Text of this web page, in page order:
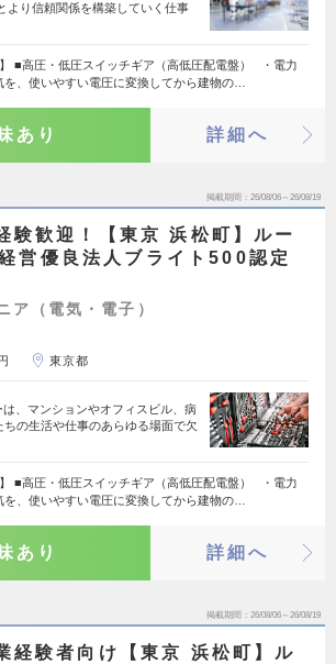
より信頼関係を構築していく仕事
】 ■高圧・低圧スイッチギア（高低圧配電盤） ・電力
を、使いやすい電圧に変換してから建物の…
あり 詳細へ
掲載期間 26/08/06～26/08/19
験歓迎！【東京 浜松町】ルー
営優良法人ブライト500認定
ア（電気・電子）
東京都
、マンションやオフィスビル、病
の生活や仕事のあらゆる場面で欠
】 ■高圧・低圧スイッチギア（高低圧配電盤） ・電力
、使いやすい電圧に変換してから建物の…
あり 詳細へ
掲載期間 26/08/06～26/08/19
経験者向け【東京 浜松町】ル